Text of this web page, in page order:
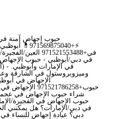
في+971521553488
في دبي/أبوظبي - حبوب
في الإمارات وأبوظبي. -
وميزوبروستول في الشارقة
الإجهاض في
شراء حبوب الإجهاض في
حبوب الإجهاض في الفجيرة/
في دبي/الإمارات؟ هل يمكنني
دبي؟ عيادة إجهاض للنساء